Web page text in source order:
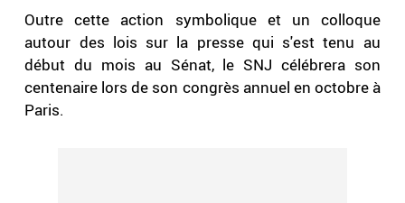
Outre cette action symbolique et un colloque
autour des lois sur la presse qui s'est tenu au
début du mois au Sénat, le SNJ célébrera son
centenaire lors de son congrès annuel en octobre à
Paris.